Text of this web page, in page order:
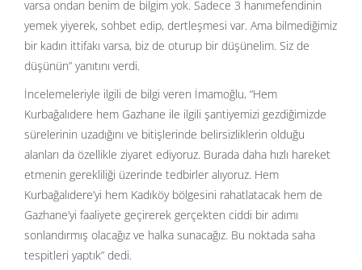
varsa ondan benim de bilgim yok. Sadece 3 hanımefendinin
yemek yiyerek, sohbet edip, dertleşmesi var. Ama bilmediğimiz
bir kadın ittifakı varsa, biz de oturup bir düşünelim. Siz de
düşünün” yanıtını verdi.
İncelemeleriyle ilgili de bilgi veren İmamoğlu, “Hem
Kurbağalıdere hem Gazhane ile ilgili şantiyemizi gezdiğimizde
sürelerinin uzadığını ve bitişlerinde belirsizliklerin olduğu
alanları da özellikle ziyaret ediyoruz. Burada daha hızlı hareket
etmenin gerekliliği üzerinde tedbirler alıyoruz. Hem
Kurbağalıdere’yi hem Kadıköy bölgesini rahatlatacak hem de
Gazhane’yi faaliyete geçirerek gerçekten ciddi bir adımı
sonlandırmış olacağız ve halka sunacağız. Bu noktada saha
tespitleri yaptık” dedi.